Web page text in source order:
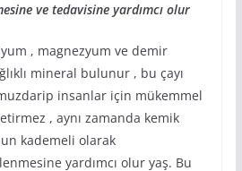
ve tedavisine yardımcı olur
, magnezyum ve demir
mineral bulunur , bu çayı
insanlar için mükemmel
, aynı zamanda kemik
kademeli olarak
yardımcı olur yaş. Bu